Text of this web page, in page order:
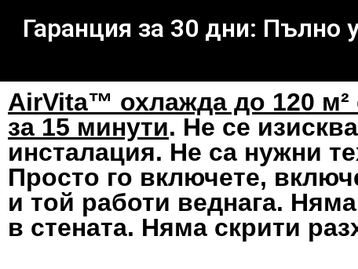
Гаранция за 30 дни: Пълно
AirVita™ охлажда до 120 м²
за 15 минути. Не се изисква
инсталация. Не са нужни
Просто го включете,
и той работи веднага.
в стената. Няма скрити